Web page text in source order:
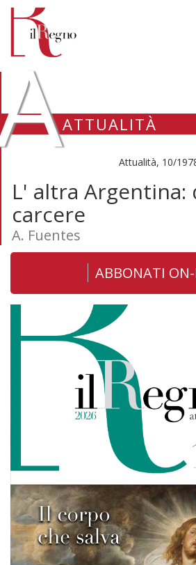
ATTUALITÀ
Attualità, 10/
L' altra Argentina:
carcere
A. Fuentes
ABBONATI